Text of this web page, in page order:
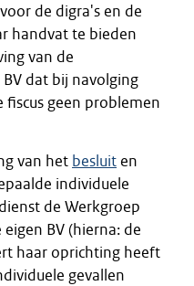
de digra's en de
handvat te bieden
van de
dat bij navolging
fiscus geen problemen
van het besluit en
individuele
de Werkgroep
BV (hierna: de
haar oprichting heeft
gevallen